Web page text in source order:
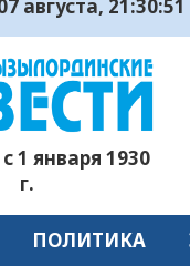
августа, 21:30:52
1 января 1930
г.
ПОЛИТИКА